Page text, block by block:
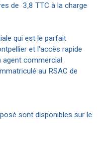
de 3,8 TTC à la charge
qui est le parfait
et l'accès rapide
agent commercial
au RSAC de
sont disponibles sur le